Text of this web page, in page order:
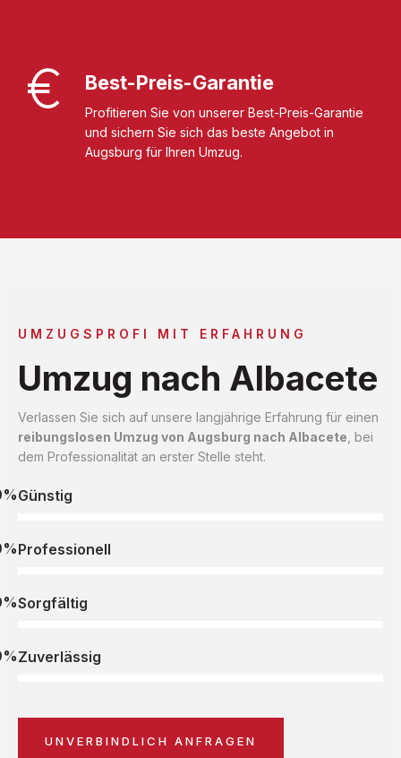
Best-Preis-Garantie
Profitieren Sie von unserer Best-Preis-Garantie
und sichern Sie sich das beste Angebot in
Augsburg für Ihren Umzug.
UMZUGSPROFI MIT ERFAHRUNG
Umzug nach Albacete
Verlassen Sie sich auf unsere langjährige Erfahrung für einen
reibungslosen Umzug von Augsburg nach Albacete , bei
dem Professionalität an erster Stelle steht.
Günstig
Professionell
Sorgfältig
Zuverlässig
UNVERBINDLICH ANFRAGEN